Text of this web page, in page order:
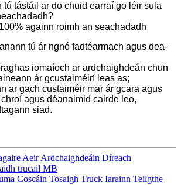
tú tástáil ar do chuid earraí go léir sula
againn roimh an seachadadh
tú ár ngnó fadtéarmach agus dea-
iomaíoch ar ardchaighdeán chun
ár gcustaiméirí leas as;
ar gach custaiméir mar ár gcara agus
agus déanaimid cairde leo,
siad.
Aeir Ardchaighdeáin Díreach
trucail MB
Coscáin Tosaigh Truck Iarainn Teilgthe